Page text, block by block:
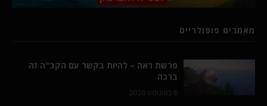
מאמרים פופולריים
פרשת ראה – להיות בקשר עם הקב"ה זה
ברכה
6 באוגוסט 2026